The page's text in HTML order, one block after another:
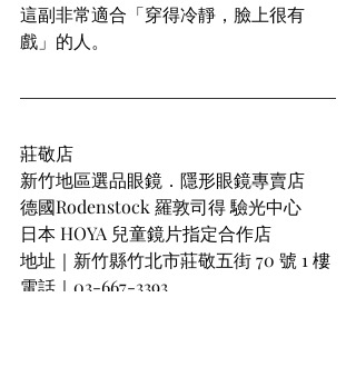
這副非常適合「穿得冷靜，臉上很有
戲」的人。
莊敬店
新竹地區選品眼鏡．隱形眼鏡專賣店
德國Rodenstock 羅敦司得 驗光中心
日本 HOYA 兒童鏡片指定合作店
地址｜新竹縣竹北市莊敬五街 70 號 1 樓
電話｜03-667-3393